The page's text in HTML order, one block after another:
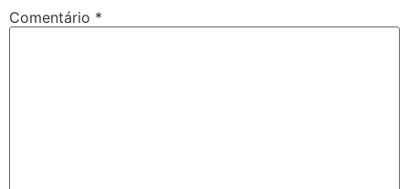
Comentário *